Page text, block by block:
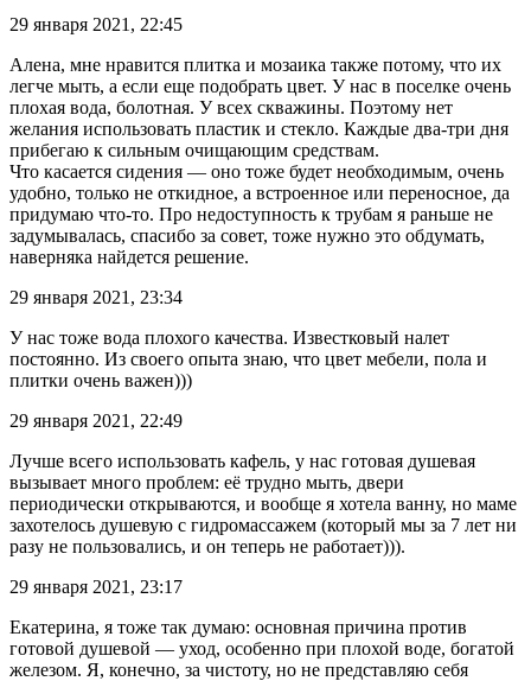
29 января 2021, 22:45
Алена, мне нравится плитка и мозаика также потому, что их
легче мыть, а если еще подобрать цвет. У нас в поселке очень
плохая вода, болотная. У всех скважины. Поэтому нет
желания использовать пластик и стекло. Каждые два-три дня
прибегаю к сильным очищающим средствам.
Что касается сидения — оно тоже будет необходимым, очень
удобно, только не откидное, а встроенное или переносное, да
придумаю что-то. Про недоступность к трубам я раньше не
задумывалась, спасибо за совет, тоже нужно это обдумать,
наверняка найдется решение.
29 января 2021, 23:34
У нас тоже вода плохого качества. Известковый налет
постоянно. Из своего опыта знаю, что цвет мебели, пола и
плитки очень важен)))
29 января 2021, 22:49
Лучше всего использовать кафель, у нас готовая душевая
вызывает много проблем: её трудно мыть, двери
периодически открываются, и вообще я хотела ванну, но маме
захотелось душевую с гидромассажем (который мы за 7 лет ни
разу не пользовались, и он теперь не работает))).
29 января 2021, 23:17
Екатерина, я тоже так думаю: основная причина против
готовой душевой — уход, особенно при плохой воде, богатой
железом. Я, конечно, за чистоту, но не представляю себя